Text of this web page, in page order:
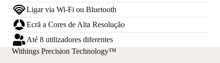
Ligar via Wi-Fi ou Bluetooth
Ecrã a Cores de Alta Resolução
Até 8 utilizadores diferentes
Withings Precision Technology™